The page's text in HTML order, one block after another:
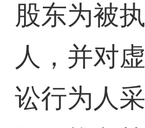
股东为被
人，并对
讼行为人